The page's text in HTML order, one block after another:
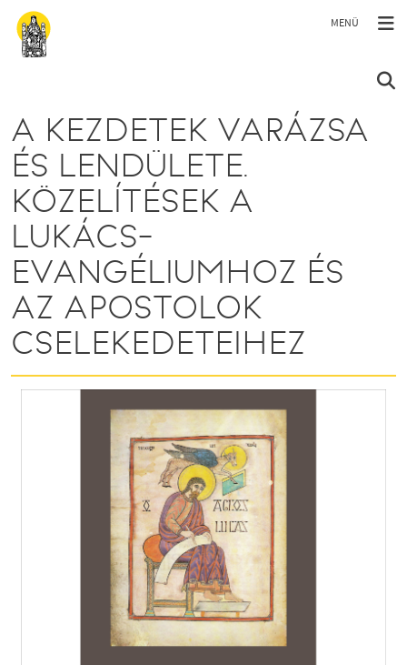
Ugrás a tartalomra
A KEZDETEK VARÁZSA
ÉS LENDÜLETE.
KÖZELÍTÉSEK A
LUKÁCS-
EVANGÉLIUMHOZ ÉS
AZ APOSTOLOK
CSELEKEDETEIHEZ